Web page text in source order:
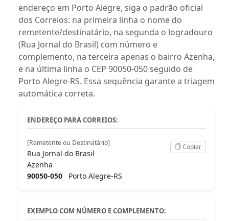
endereço em Porto Alegre, siga o padrão oficial
dos Correios: na primeira linha o nome do
remetente/destinatário, na segunda o logradouro
(Rua Jornal do Brasil) com número e
complemento, na terceira apenas o bairro Azenha,
e na última linha o CEP 90050-050 seguido de
Porto Alegre-RS. Essa sequência garante a triagem
automática correta.
ENDEREÇO PARA CORREIOS:
[Remetente ou Destinatário]
Rua Jornal do Brasil
Azenha
90050-050 Porto Alegre-RS
Copiar
EXEMPLO COM NÚMERO E COMPLEMENTO: